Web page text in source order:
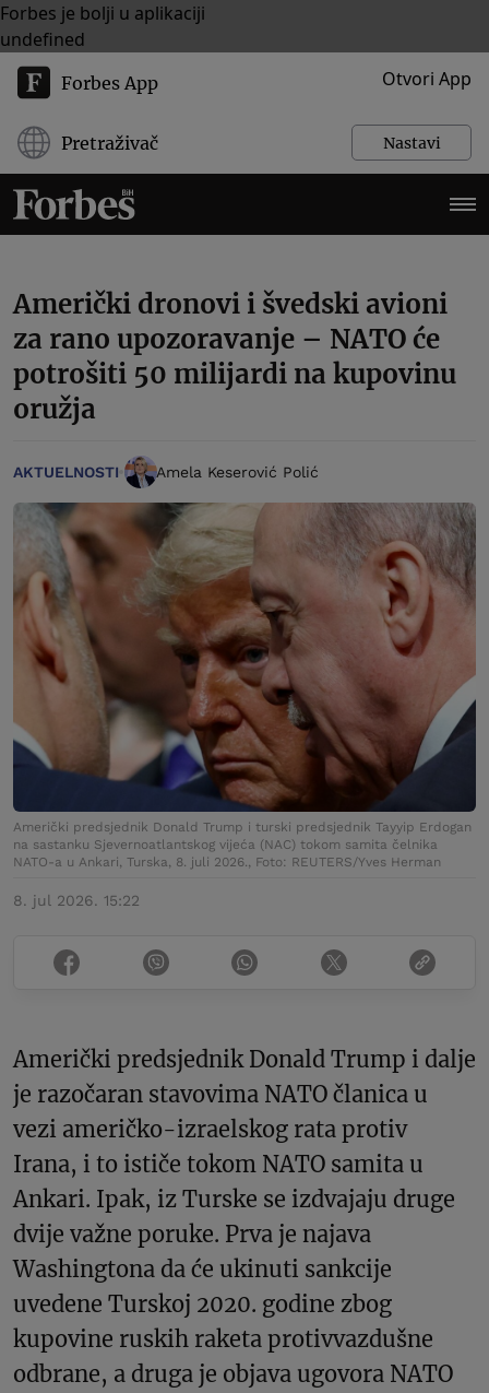
Forbes je bolji u aplikaciji
undefined
Forbes App Otvori App
Pretraživač Nastavi
Američki dronovi i švedski avioni
za rano upozoravanje – NATO će
potrošiti 50 milijardi na kupovinu
oružja
AKTUELNOSTI Amela Keserović Polić
Američki predsjednik Donald Trump i turski predsjednik Tayyip Erdogan
na sastanku Sjevernoatlantskog vijeća (NAC) tokom samita čelnika
NATO-a u Ankari, Turska, 8. juli 2026., Foto: REUTERS/Yves Herman
8. jul 2026. 15:22
Američki predsjednik Donald Trump i dalje
je razočaran stavovima NATO članica u
vezi američko-izraelskog rata protiv
Irana, i to ističe tokom NATO samita u
Ankari. Ipak, iz Turske se izdvajaju druge
dvije važne poruke. Prva je najava
Washingtona da će ukinuti sankcije
uvedene Turskoj 2020. godine zbog
kupovine ruskih raketa protivvazdušne
odbrane, a druga je objava ugovora NATO